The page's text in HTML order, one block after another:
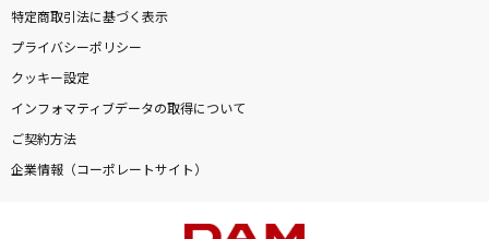
特定商取引法に基づく表示
プライバシーポリシー
クッキー設定
インフォマティブデータの取得について
ご契約方法
企業情報（コーポレートサイト）